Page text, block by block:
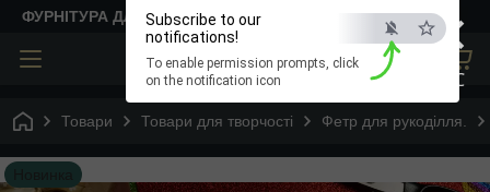
×
ESC
Subscribe to our
notifications!
To enable permission prompts, click
on the notification icon
ФУРНІТУРА ДЛЯ ТВОРЧОСТІ
Товари Товари для творчості Фетр для рукоділля.